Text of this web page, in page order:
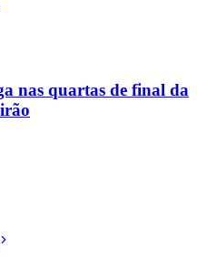
nas quartas de final da